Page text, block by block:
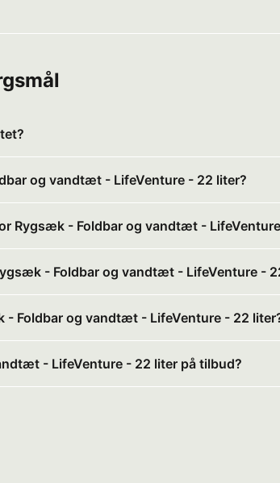
og vandtæt - LifeVenture - 22 liter?
Rygsæk - Foldbar og vandtæt -
- Foldbar og vandtæt - LifeVenture -
- Foldbar og vandtæt - LifeVenture - 22
- LifeVenture - 22 liter på tilbud?